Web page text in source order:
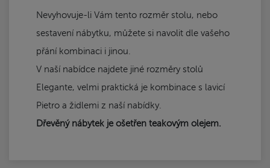
Nevyhovuje-li Vám tento rozměr stolu, nebo
sestavení nábytku, můžete si navolit dle vašeho
přání kombinaci i jinou.
V naší nabídce najdete jiné rozměry stolů
Elegante, velmi praktická je kombinace s lavicí
Pietro a židlemi z naší nabídky.
Dřevěný nábytek je ošetřen teakovým olejem.